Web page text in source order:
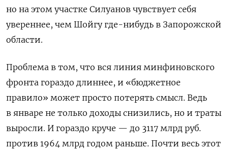
но на этом участке Силуанов чувствует себя
увереннее, чем Шойгу где-нибудь в Запорожской
области.
Проблема в том, что вся линия минфиновского
фронта гораздо длиннее, и «бюджетное
правило» может просто потерять смысл. Ведь
в январе не только доходы снизились, но и траты
выросли. И гораздо круче — до 3117 млрд руб.
против 1964 млрд годом раньше. Почти весь этот